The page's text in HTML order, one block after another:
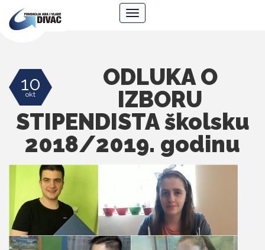
Ana
Navigacija
10
okt
ODLUKA O
IZBORU
STIPENDISTA školsku
2018/2019. godinu